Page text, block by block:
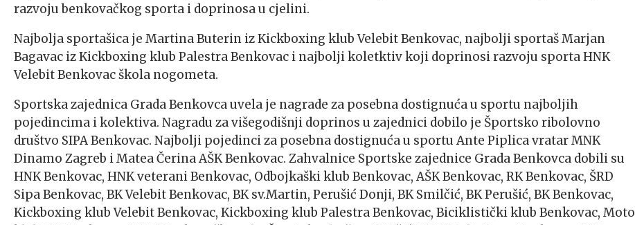
razvoju benkovačkog sporta i doprinosa u cjelini.
Najbolja sportašica je Martina Buterin iz Kickboxing klub Velebit Benkovac, najbolji sportaš Marjan
Bagavac iz Kickboxing klub Palestra Benkovac i najbolji koletktiv koji doprinosi razvoju sporta HNK
Velebit Benkovac škola nogometa.
Sportska zajednica Grada Benkovca uvela je nagrade za posebna dostignuća u sportu najboljih
pojedincima i kolektiva. Nagradu za višegodišnji doprinos u zajednici dobilo je Športsko ribolovno
društvo SIPA Benkovac. Najbolji pojedinci za posebna dostignuća u sportu Ante Piplica vratar MNK
Dinamo Zagreb i Matea Čerina AŠK Benkovac. Zahvalnice Sportske zajednice Grada Benkovca dobili su
HNK Benkovac, HNK veterani Benkovac, Odbojkaški klub Benkovac, AŠK Benkovac, RK Benkovac, ŠRD
Sipa Benkovac, BK Velebit Benkovac, BK sv.Martin, Perušić Donji, BK Smilčić, BK Perušić, BK Benkovac,
Kickboxing klub Velebit Benkovac, Kickboxing klub Palestra Benkovac, Biciklistički klub Benkovac, Moto